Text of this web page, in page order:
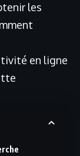
les
en ligne